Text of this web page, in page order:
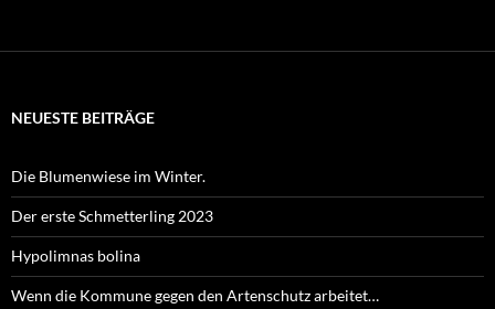
NEUESTE BEITRÄGE
Die Blumenwiese im Winter.
Der erste Schmetterling 2023
Hypolimnas bolina
Wenn die Kommune gegen den Artenschutz arbeitet…